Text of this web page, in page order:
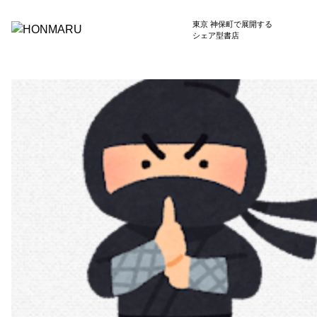
東京 神保町で展開する
シェア型書店